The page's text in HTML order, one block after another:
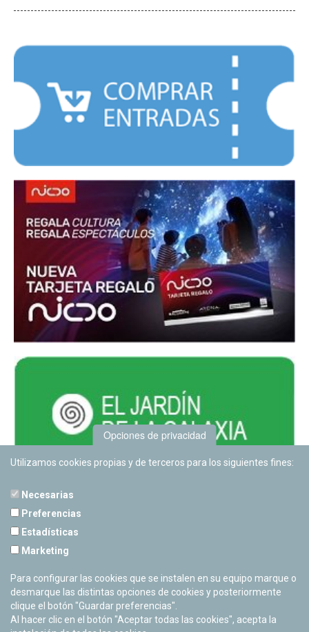
Cerrado Temporalmente
Opciones de privacidad
Utilizamos cookies propias y de terceros para los siguientes fines:
Necesarias
Preferencias
Estadísticas
Marketing
Para configurar las cookies que se instalen en su equipo marque o
desmarque las distintas opciones de cookies y posteriormente
clique el botón "Guardar preferencias".
Al hacer clic en el botón "Aceptar todas las cookies", acepta la